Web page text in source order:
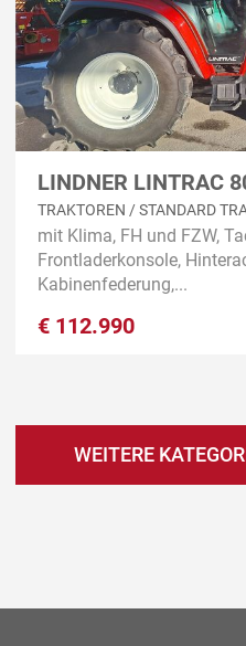
LINDNER LINTRAC
TRAKTOREN / STANDARD
mit Klima, FH und FZW,
Frontladerkonsole,
Kabinenfederung,...
€ 112.990
WEITERE